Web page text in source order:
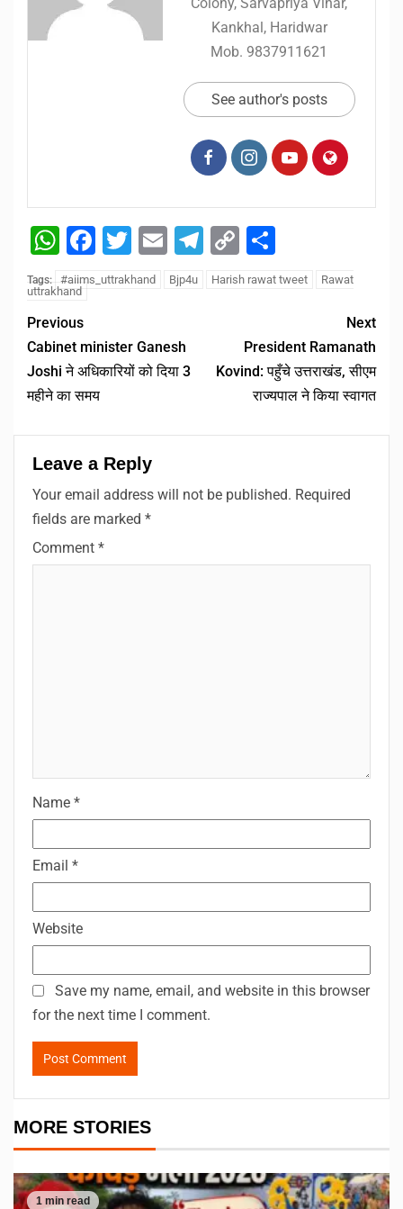
Kankhal, Haridwar
Mob. 9837911621
See author's posts
WhatsApp
Facebook
Twitter
EmailTelegram
Copy
Link
Tags: #aiims_uttrakhand Bjp4u Harish rawat tweet
Rawat
uttrakhand
Previous
Cabinet minister Ganesh
Joshi ने अधिकारियों को दिया 3
महीने का समय
Next
President Ramanath
Kovind: पहुँचे उत्तराखंड, सीएम
राज्यपाल ने किया स्वागत
Leave a Reply
Your email address will not be published. Required
fields are marked *
Comment *
Name *
Email *
Website
Save my name, email, and website in this browser
for the next time I comment.
MORE STORIES
1 min read